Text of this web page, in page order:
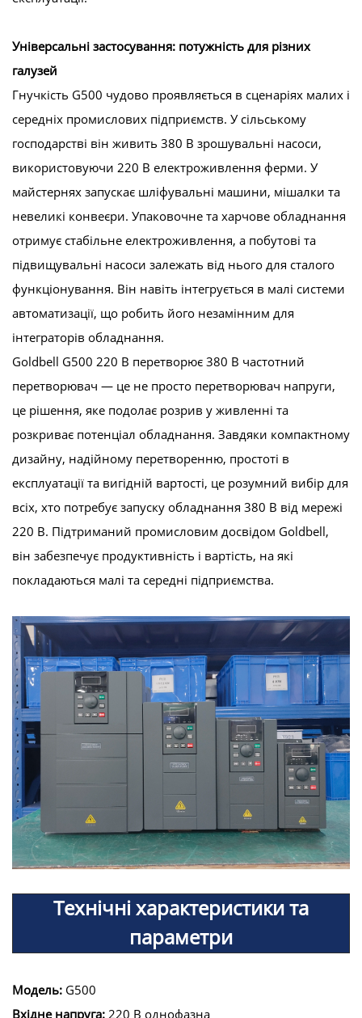
Універсальні застосування: потужність для різних
галузей
Гнучкість G500 чудово проявляється в сценаріях малих і
середніх промислових підприємств. У сільському
господарстві він живить 380 В зрошувальні насоси,
використовуючи 220 В електроживлення ферми. У
майстернях запускає шліфувальні машини, мішалки та
невеликі конвеєри. Упаковочне та харчове обладнання
отримує стабільне електроживлення, а побутові та
підвищувальні насоси залежать від нього для сталого
функціонування. Він навіть інтегрується в малі системи
автоматизації, що робить його незамінним для
інтеграторів обладнання.
Goldbell G500 220 В перетворює 380 В частотний
перетворювач — це не просто перетворювач напруги,
це рішення, яке подолає розрив у живленні та
розкриває потенціал обладнання. Завдяки компактному
дизайну, надійному перетворенню, простоті в
експлуатації та вигідній вартості, це розумний вибір для
всіх, хто потребує запуску обладнання 380 В від мережі
220 В. Підтриманий промисловим досвідом Goldbell,
він забезпечує продуктивність і вартість, на які
покладаються малі та середні підприємства.
Технічні характеристики та
параметри
Модель: G500
Вхідне напруга: 220 В однофазна